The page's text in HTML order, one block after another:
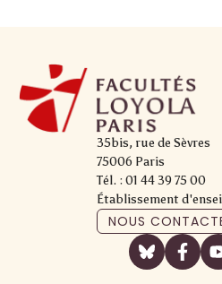
35bis, rue de Sèvres
75006 Paris
Tél. : 01 44 39 75 00
Établissement
NOUS